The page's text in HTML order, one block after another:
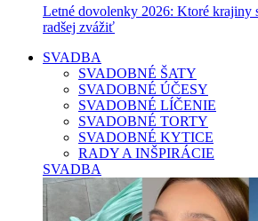
Letné dovolenky 2026: Ktoré krajiny
radšej zvážiť
SVADBA
SVADOBNÉ ŠATY
SVADOBNÉ ÚČESY
SVADOBNÉ LÍČENIE
SVADOBNÉ TORTY
SVADOBNÉ KYTICE
RADY A INŠPIRÁCIE
SVADBA